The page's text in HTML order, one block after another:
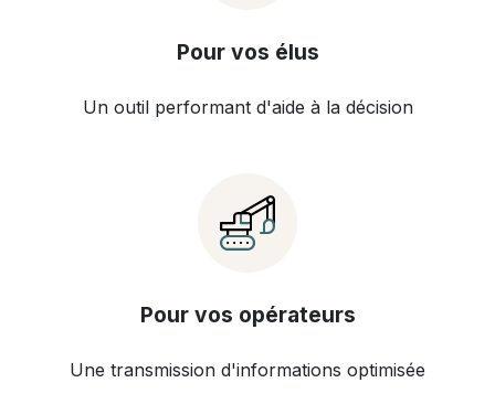
Pour vos élus
Un outil performant d'aide à la décision
Pour vos opérateurs
Une transmission d'informations optimisée